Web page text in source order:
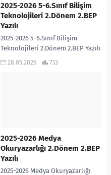
2025-2026 5-6.Sınıf Bilişim
Teknolojileri 2.Dönem 2.BEP
Yazılı
2025-2026 5-6.Sınıf Bilişim
Teknolojileri 2.Dönem 2.BEP Yazılı
2025-2026 5-6.Sınıf Bilişim
28.05.2026 733
2025-2026 Medya
Okuryazarlığı 2.Dönem 2.BEP
Yazılı
2025-2026 Medya Okuryazarlığı